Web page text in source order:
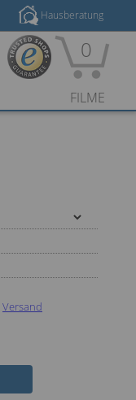
Hausberatung
0
FILME
Versand